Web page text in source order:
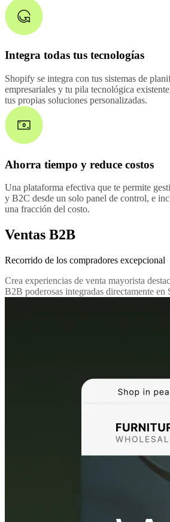
Integra todas tus tecnologías
Shopify se integra con tus sistemas de
empresariales y tu pila tecnológica
tus propias soluciones personalizadas.
Ahorra tiempo y reduce costos
Una plataforma efectiva que te permite
y B2C desde un solo panel de control, e
una fracción del costo.
Ventas B2B
Recorrido de los compradores excepcional
Crea experiencias de venta mayorista
B2B poderosas integradas directamente en